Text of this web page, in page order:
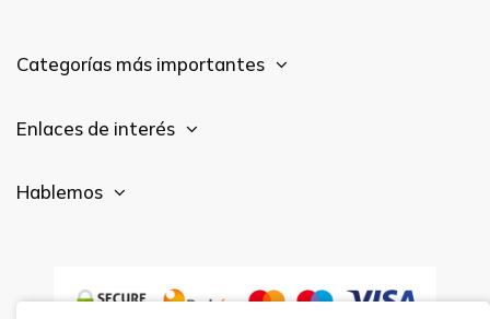
Categorías más importantes
Enlaces de interés
Hablemos